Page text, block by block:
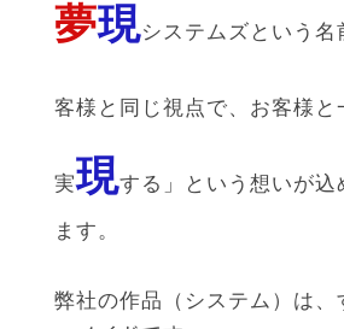
夢現システムズという名
客様と同じ視点で、お客様と
実現する」という想いが込
ます。
弊社の作品（システム）は、